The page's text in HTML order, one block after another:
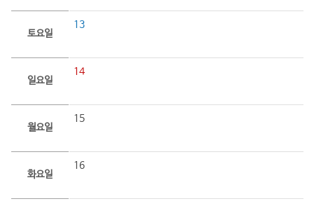
토요일
13
일요일
14
월요일
15
화요일
16